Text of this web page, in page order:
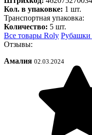
Кол. в упаковке: 1 шт.
Транспортная упаковка:
Количество: 5 шт.
Все товары Roly Рубашки
Отзывы:
Амалия 02.03.2024